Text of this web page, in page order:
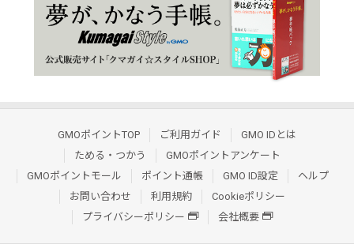
GMOポイントTOP ご利用ガイド
GMO IDとは
ためる・つかう
GMOポイントアンケート
GMOポイントモール
ポイント通帳 GMO ID設定
ヘルプ
お問い合わせ
利用規約
Cookieポリシー
プライバシーポリシー
会社概要